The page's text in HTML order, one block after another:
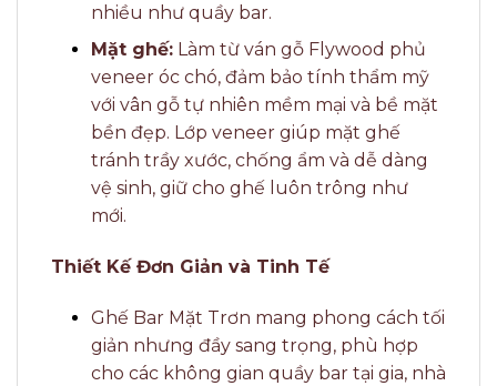
nhiều như quầy bar.
Mặt ghế:Làm từ ván gỗ Flywood phủ
veneer óc chó, đảm bảo tính thẩm mỹ
với vân gỗ tự nhiên mềm mại và bề mặt
bền đẹp. Lớp veneer giúp mặt ghế
tránh trầy xước, chống ẩm và dễ dàng
vệ sinh, giữ cho ghế luôn trông như
mới.
Thiết Kế Đơn Giản và Tinh Tế
Ghế Bar Mặt Trơn mang phong cách tối
giản nhưng đầy sang trọng, phù hợp
cho các không gian quầy bar tại gia, nhà